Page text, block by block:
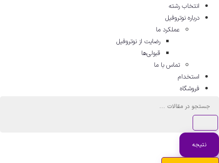
انتخاب رشته
درباره نوتروفیل
عملکرد ما
رضایت از نوتروفیل
قبولی‌ها
تماس با ما
استخدام
فروشگاه
جستجو
نتیجه